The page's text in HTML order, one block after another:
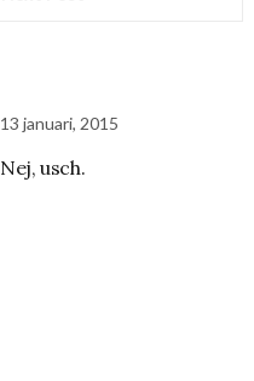
13 januari, 2015
Nej, usch.